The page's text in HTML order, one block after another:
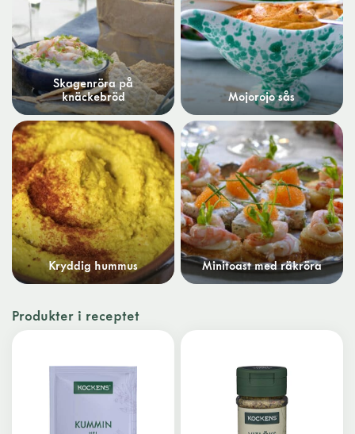
Skagenröra på
knäckebröd
Mojorojo sås
Kryddig hummus Minitoast med räkröra
Produkter i receptet